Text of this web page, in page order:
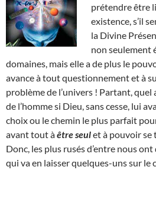
prétendre être
existence, s’il
la Divine
non seulement
domaines, mais elle a de plus le
avance à tout questionnement et à
problème de l’univers ! Partant,
de l’homme si Dieu, sans cesse, lui
choix ou le chemin le plus parfait
avant tout àêtre seulet à pouvoir
Donc, les plus rusés d’entre nous
qui va en laisser quelques-uns sur le